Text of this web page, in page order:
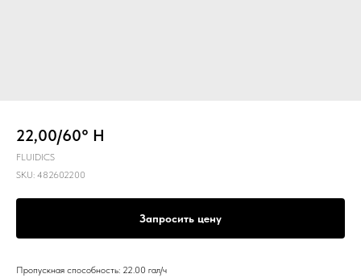
22,00/60° H
FLUIDICS
SKU: 482602200
Запросить цену
Пропускная способность: 22.00 гал/ч